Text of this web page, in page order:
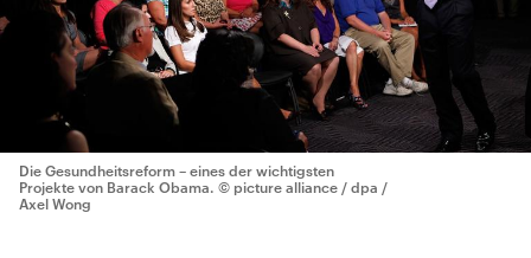
Die Gesundheitsreform – eines der wichtigsten
Projekte von Barack Obama. © picture alliance / dpa /
Axel Wong